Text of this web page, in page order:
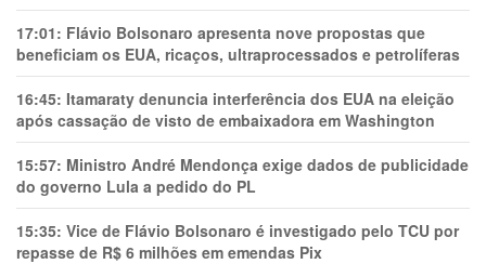
17:01: Flávio Bolsonaro apresenta nove propostas que
beneficiam os EUA, ricaços, ultraprocessados e petrolíferas
16:45: Itamaraty denuncia interferência dos EUA na eleição
após cassação de visto de embaixadora em Washington
15:57: Ministro André Mendonça exige dados de publicidade
do governo Lula a pedido do PL
15:35: Vice de Flávio Bolsonaro é investigado pelo TCU por
repasse de R$ 6 milhões em emendas Pix